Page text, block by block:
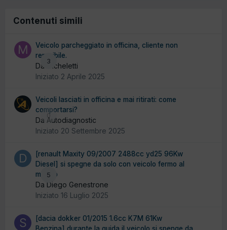
Contenuti simili
3
Veicolo parcheggiato in officina, cliente non
reperibile.
Da micheletti
Iniziato 2 Aprile 2025
0
Veicoli lasciati in officina e mai ritirati: come
comportarsi?
Da Autodiagnostic
Iniziato 20 Settembre 2025
5
[renault Maxity 09/2007 2488cc yd25 96Kw
Diesel] si spegne da solo con veicolo fermo al
minimo
Da Diego Genestrone
Iniziato 16 Luglio 2025
[dacia dokker 01/2015 1.6cc K7M 61Kw